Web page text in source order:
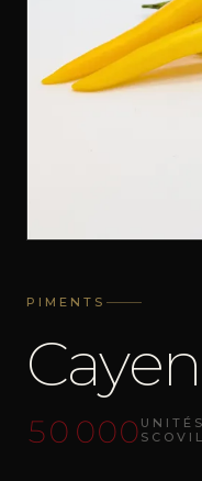
PIMENTS
50 000 UNITÉS